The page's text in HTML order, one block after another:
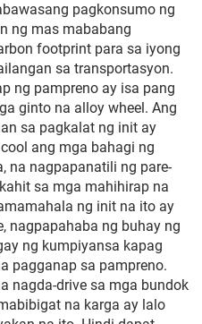
pagkonsumo ng
ng mas mababang
footprint para sa iyong
sa transportasyon.
ng pampreno ay isa pang
ginto na alloy wheel. Ang
sa pagkalat ng init ay
ang mga bahagi ng
na nagpapanatili ng pare-
sa mga mahihirap na
ng init na ito ay
nagpapahaba ng buhay ng
ng kumpiyansa kapag
pagganap sa pampreno.
nagda-drive sa mga bundok
na karga ay lalo